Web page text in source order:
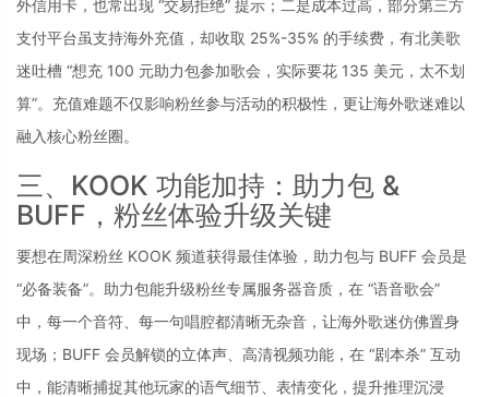
外信用卡，也常出现 “交易拒绝” 提示；二是成本过高，部分第三方
支付平台虽支持海外充值，却收取 25%-35% 的手续费，有北美歌
迷吐槽 “想充 100 元助力包参加歌会，实际要花 135 美元，太不划
算”。充值难题不仅影响粉丝参与活动的积极性，更让海外歌迷难以
融入核心粉丝圈。
三、KOOK 功能加持：助力包 &
BUFF，粉丝体验升级关键
要想在周深粉丝 KOOK 频道获得最佳体验，助力包与 BUFF 会员是
“必备装备”。助力包能升级粉丝专属服务器音质，在 “语音歌会”
中，每一个音符、每一句唱腔都清晰无杂音，让海外歌迷仿佛置身
现场；BUFF 会员解锁的立体声、高清视频功能，在 “剧本杀” 互动
中，能清晰捕捉其他玩家的语气细节、表情变化，提升推理沉浸